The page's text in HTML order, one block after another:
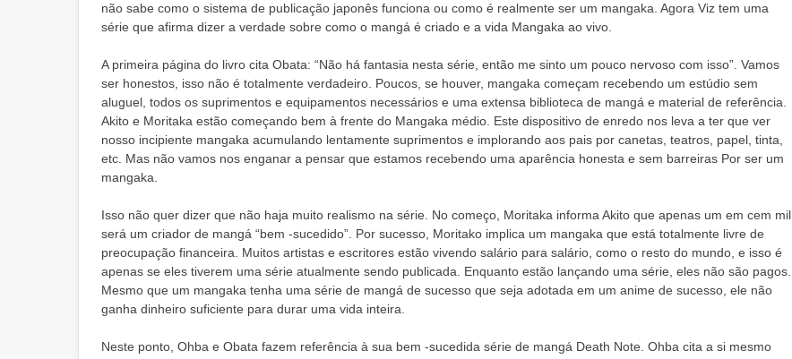
não sabe como o sistema de publicação japonês funciona ou como é realmente ser um mangaka. Agora Viz tem uma
série que afirma dizer a verdade sobre como o mangá é criado e a vida Mangaka ao vivo.
A primeira página do livro cita Obata: “Não há fantasia nesta série, então me sinto um pouco nervoso com isso”. Vamos
ser honestos, isso não é totalmente verdadeiro. Poucos, se houver, mangaka começam recebendo um estúdio sem
aluguel, todos os suprimentos e equipamentos necessários e uma extensa biblioteca de mangá e material de referência.
Akito e Moritaka estão começando bem à frente do Mangaka médio. Este dispositivo de enredo nos leva a ter que ver
nosso incipiente mangaka acumulando lentamente suprimentos e implorando aos pais por canetas, teatros, papel, tinta,
etc. Mas não vamos nos enganar a pensar que estamos recebendo uma aparência honesta e sem barreiras Por ser um
mangaka.
Isso não quer dizer que não haja muito realismo na série. No começo, Moritaka informa Akito que apenas um em cem mil
será um criador de mangá “bem -sucedido”. Por sucesso, Moritako implica um mangaka que está totalmente livre de
preocupação financeira. Muitos artistas e escritores estão vivendo salário para salário, como o resto do mundo, e isso é
apenas se eles tiverem uma série atualmente sendo publicada. Enquanto estão lançando uma série, eles não são pagos.
Mesmo que um mangaka tenha uma série de mangá de sucesso que seja adotada em um anime de sucesso, ele não
ganha dinheiro suficiente para durar uma vida inteira.
Neste ponto, Ohba e Obata fazem referência à sua bem -sucedida série de mangá Death Note. Ohba cita a si mesmo